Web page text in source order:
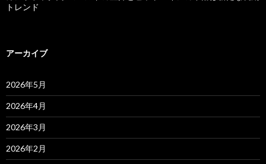
トレンド
アーカイブ
2026年5月
2026年4月
2026年3月
2026年2月